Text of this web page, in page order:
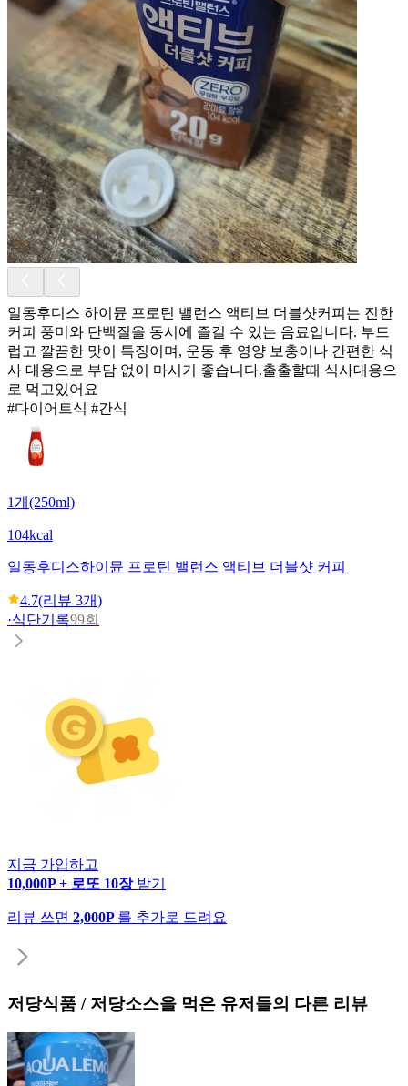
일동후디스 하이뮨 프로틴 밸런스 액티브 더블샷커피는 진한
커피 풍미와 단백질을 동시에 즐길 수 있는 음료입니다. 부드
럽고 깔끔한 맛이 특징이며, 운동 후 영양 보충이나 간편한 식
사 대용으로 부담 없이 마시기 좋습니다.출출할때 식사대용으
로 먹고있어요
#다이어트식 #간식
1개(250ml)
104kcal
일동후디스하이뮨 프로틴 밸런스 액티브 더블샷 커피
4.7(리뷰 3개)
·식단기록99회
지금 가입하고
10,000P + 로또 10장 받기
리뷰 쓰면 2,000P 를 추가로 드려요
저당식품 / 저당소스을 먹은 유저들의 다른 리뷰